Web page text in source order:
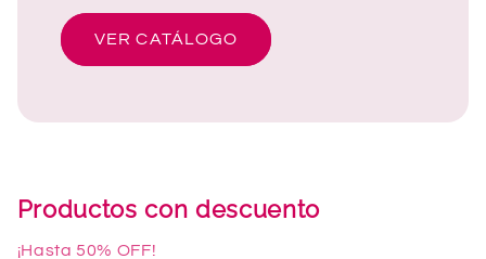
VER CATÁLOGO
Productos con descuento
¡Hasta 50% OFF!